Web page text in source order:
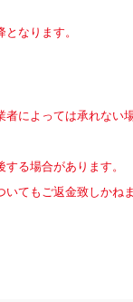
なります。
によっては承れない
る場合があります。
てもご返金致しかねま